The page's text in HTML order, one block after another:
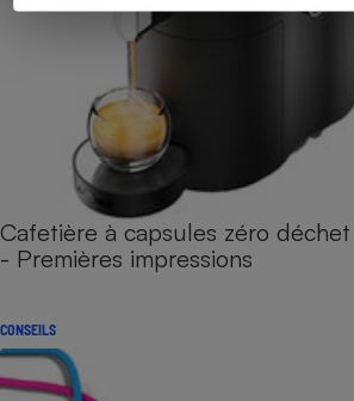
Cafetière à capsules zéro
- Premières impressions
CONSEILS